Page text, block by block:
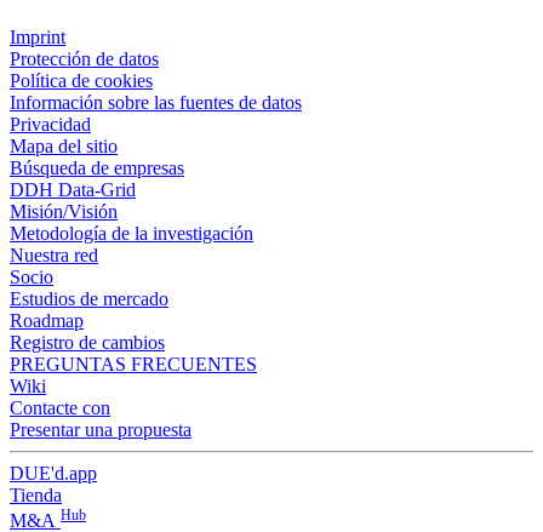
Imprint
Protección de datos
Política de cookies
Información sobre las fuentes de datos
Privacidad
Mapa del sitio
Búsqueda de empresas
DDH Data-Grid
Misión/Visión
Metodología de la investigación
Nuestra red
Socio
Estudios de mercado
Roadmap
Registro de cambios
PREGUNTAS FRECUENTES
Wiki
Contacte con
Presentar una propuesta
DUE'd.app
Tienda
M&A Hub